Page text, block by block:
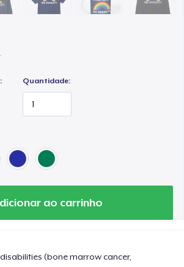
Quantidade:
ao carrinho
(bone marrow cancer,
Long Sleeve Tee